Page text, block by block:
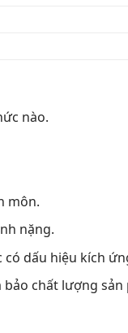
nào.
môn.
nặng.
dấu hiệu kích
chất lượng sản